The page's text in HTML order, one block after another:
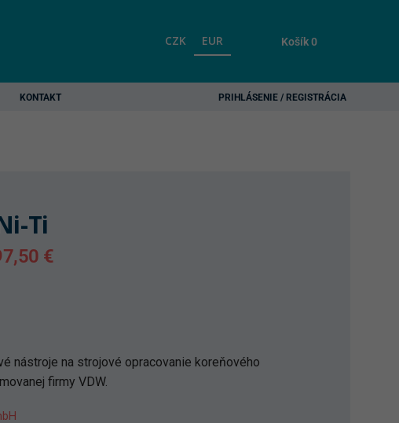
CZK EUR Košík0
KONTAKT PRIHLÁSENIE / REGISTRÁCIA
Ti
€
nástroje na strojové opracovanie koreňového
firmy VDW.